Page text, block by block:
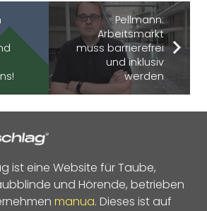
Pellmann:
Arbeitsmarkt
muss barrierefrei
und inklusiv
werden
ist eine Website für Taube,
und Hörende, betrieben
manua. Dieses ist auf